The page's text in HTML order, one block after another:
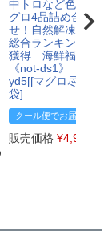
中トロなど色々な
グロ4品詰め合わ
せ！自然解凍でOK
総合ランキング1位
獲得 海鮮福袋
《not-ds1》〈ds1
yd5[[マグロ尽くし
袋]
クール便でお届け
販売価格 ¥4,980